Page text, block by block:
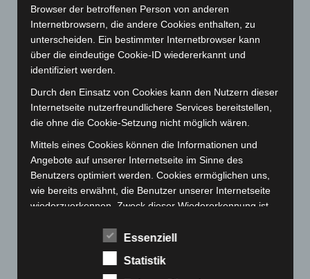
März 2023(174)
Februar 2023
(154)
Januar 2023(140)
Dezember 2022(130)
November 2022(167)
Oktober 2022
(166)
August 2022(166)
Juli 2022(133)
Juni 2022
(167)
Browser der betroffenen Person von anderen
Internetbrowsern, die andere Cookies enthalten, zu
unterscheiden. Ein bestimmter Internetbrowser kann
über die eindeutige Cookie-ID wiedererkannt und
identifiziert werden.
Durch den Einsatz von Cookies kann den Nutzern dieser
Internetseite nutzerfreundlichere Services bereitstellen,
die ohne die Cookie-Setzung nicht möglich wären.
Mittels eines Cookies können die Informationen und
Angebote auf unserer Internetseite im Sinne des
Benutzers optimiert werden. Cookies ermöglichen uns,
wie bereits erwähnt, die Benutzer unserer Internetseite
wiederzuerkennen. Zweck dieser Wiedererkennung ist
zu erleichtern. Der Benutzer einer Internetseite, die
Cookies verwendet, muss beispielsweise nicht bei jedem
Besuch der Internetseite erneut seine Zugangsdaten
Essenziell
Statistik